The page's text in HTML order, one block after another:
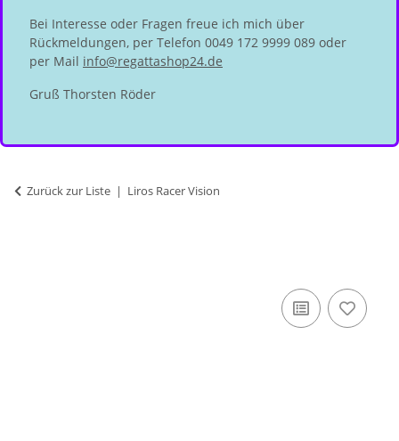
Bei Interesse oder Fragen freue ich mich über
Rückmeldungen, per Telefon 0049 172 9999 089 oder
per Mail info@regattashop24.de
Gruß Thorsten Röder
Zurück zur Liste Liros Racer Vision